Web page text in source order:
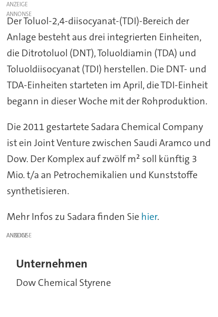
ANZEIGE
Der Toluol-2,4-diisocyanat-(TDI)-Bereich der
Anlage besteht aus drei integrierten Einheiten,
die Ditrotoluol (DNT), Toluoldiamin (TDA) und
Toluoldiisocyanat (TDI) herstellen. Die DNT- und
TDA-Einheiten starteten im April, die TDI-Einheit
begann in dieser Woche mit der Rohproduktion.
Die 2011 gestartete Sadara Chemical Company
ist ein Joint Venture zwischen Saudi Aramco und
Dow. Der Komplex auf zwölf m² soll künftig 3
Mio. t/a an Petrochemikalien und Kunststoffe
synthetisieren.
Mehr Infos zu Sadara finden Sie hier.
ANZEIGE
Unternehmen
Dow Chemical Styrene